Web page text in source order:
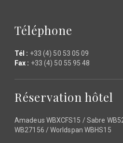
Téléphone
Tél : +33 (4) 50 53 05 09
Fax : +33 (4) 50 55 95 48
Réservation hôtel
Amadeus WBXCFS15 / Sabre
WB27156 / Worldspan WBHS15